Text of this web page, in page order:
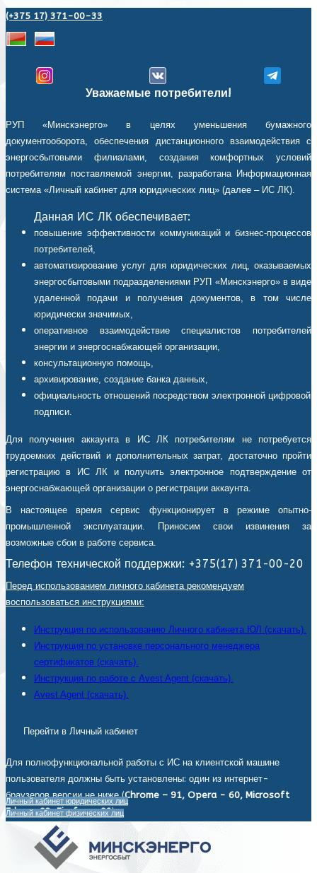
(+375 17) 371-00-33
Уважаемые потребители!
РУП «Минскэнерго» в целях уменьшения бумажного
документооборота, обеспечения дистанционного взаимодействия с
энергосбытовыми филиалами, создания комфортных условий
потребителям поставляемой энергии, разработана Информационная
система «Личный кабинет для юридических лиц» (далее – ИС ЛК).
Данная ИС ЛК обеспечивает:
повышение эффективности коммуникаций и бизнес-процессов
потребителей,
автоматизирование услуг для юридических лиц, оказываемых
энергосбытовыми подразделениями РУП «Минскэнерго» в виде
удаленной подачи и получения документов, в том числе
юридически значимых,
оперативное взаимодействие специалистов потребителей
энергии и энергоснабжающей организации,
консультационную помощь,
архивирование, создание банка данных,
официальность отношений посредством электронной цифровой
подписи.
Для получения аккаунта в ИС ЛК потребителям не потребуется
трудоемких действий и дополнительных затрат, достаточно пройти
регистрацию в ИС ЛК и получить электронное подтверждение от
энергоснабжающей организации о регистрации аккаунта.
В настоящее время сервис функционирует в режиме опытно-
промышленной эксплуатации. Приносим свои извинения за
возможные сбои в работе сервиса.
Телефон технической поддержки: +375(17) 371-00-20
Перед использованием личного кабинета рекомендуем
воспользоваться инструкциями:
Инструкция по использованию Личного кабинета ЮЛ (скачать).
Инструкция по установке персонального менеджера
сертификатов (скачать).
Инструкция по работе с Avest Agent (скачать).
Avest Agent (скачать).
Перейти в Личный кабинет
Для полнофункциональной работы с ИС на клиентской машине
пользователя должны быть установлены: один из интернет-
браузеров версии не ниже (Chrome – 91, Opera - 60, Microsoft
Edge - 93, Firefox - 92).
Личный кабинет юридических лиц
Личный кабинет физических лиц